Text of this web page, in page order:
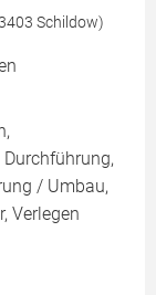
Schildow)
/ Umbau,
Verlegen